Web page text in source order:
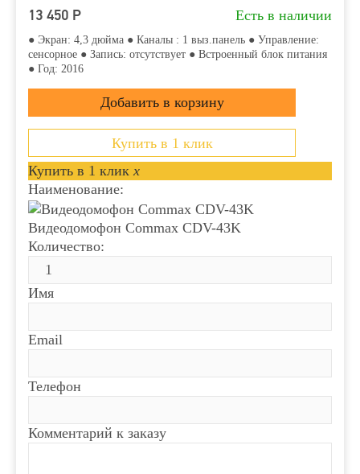
13 450 Р Есть в наличии
● Экран: 4,3 дюйма ● Каналы : 1 выз.панель ● Управление:
сенсорное ● Запись: отсутствует ● Встроенный блок питания
● Год: 2016
Купить в 1 клик
Купить в 1 клик x
Наименование:
Видеодомофон Commax CDV-43K
Количество:
Имя
Email
Телефон
Комментарий к заказу